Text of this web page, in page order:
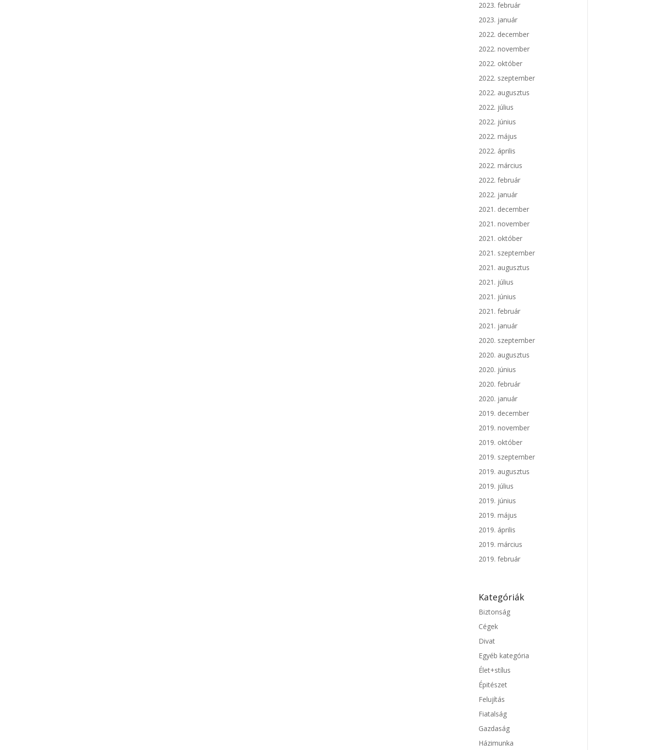
2023. február
2023. január
2022. december
2022. november
2022. október
2022. szeptember
2022. augusztus
2022. július
2022. június
2022. május
2022. április
2022. március
2022. február
2022. január
2021. december
2021. november
2021. október
2021. szeptember
2021. augusztus
2021. július
2021. június
2021. február
2021. január
2020. szeptember
2020. augusztus
2020. június
2020. február
2020. január
2019. december
2019. november
2019. október
2019. szeptember
2019. augusztus
2019. július
2019. június
2019. május
2019. április
2019. március
2019. február
Kategóriák
Biztonság
Cégek
Divat
Egyéb kategória
Élet+stílus
Épitészet
Felujítás
Fiatalság
Gazdaság
Házimunka